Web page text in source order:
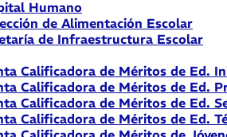
Humano
de Alimentación Escolar
de Infraestructura Escolar
Calificadora de Méritos de Ed.
Calificadora de Méritos de Ed.
Calificadora de Méritos de Ed.
Calificadora de Méritos de Ed.